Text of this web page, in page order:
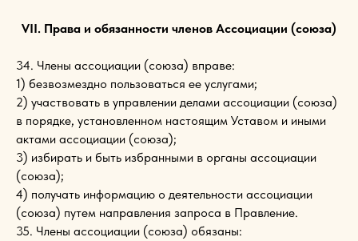
VII. Права и обязанности членов Ассоциации (союза)
34. Члены ассоциации (союза) вправе:
1) безвозмездно пользоваться ее услугами;
2) участвовать в управлении делами ассоциации (союза)
в порядке, установленном настоящим Уставом и иными
актами ассоциации (союза);
3) избирать и быть избранными в органы ассоциации
(союза);
4) получать информацию о деятельности ассоциации
(союза) путем направления запроса в Правление.
35. Члены ассоциации (союза) обязаны: